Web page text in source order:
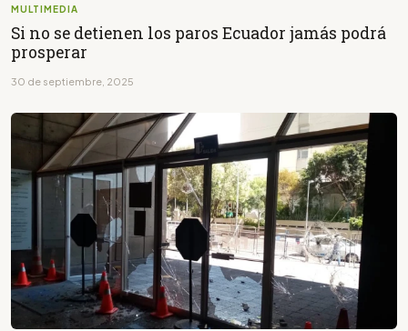
MULTIMEDIA
Si no se detienen los paros Ecuador jamás podrá
prosperar
30 de septiembre, 2025